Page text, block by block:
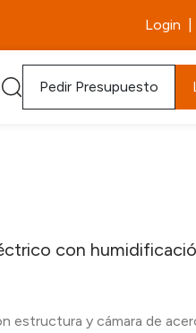
Login
Pedir Presupuesto
con
estructura y cámara de